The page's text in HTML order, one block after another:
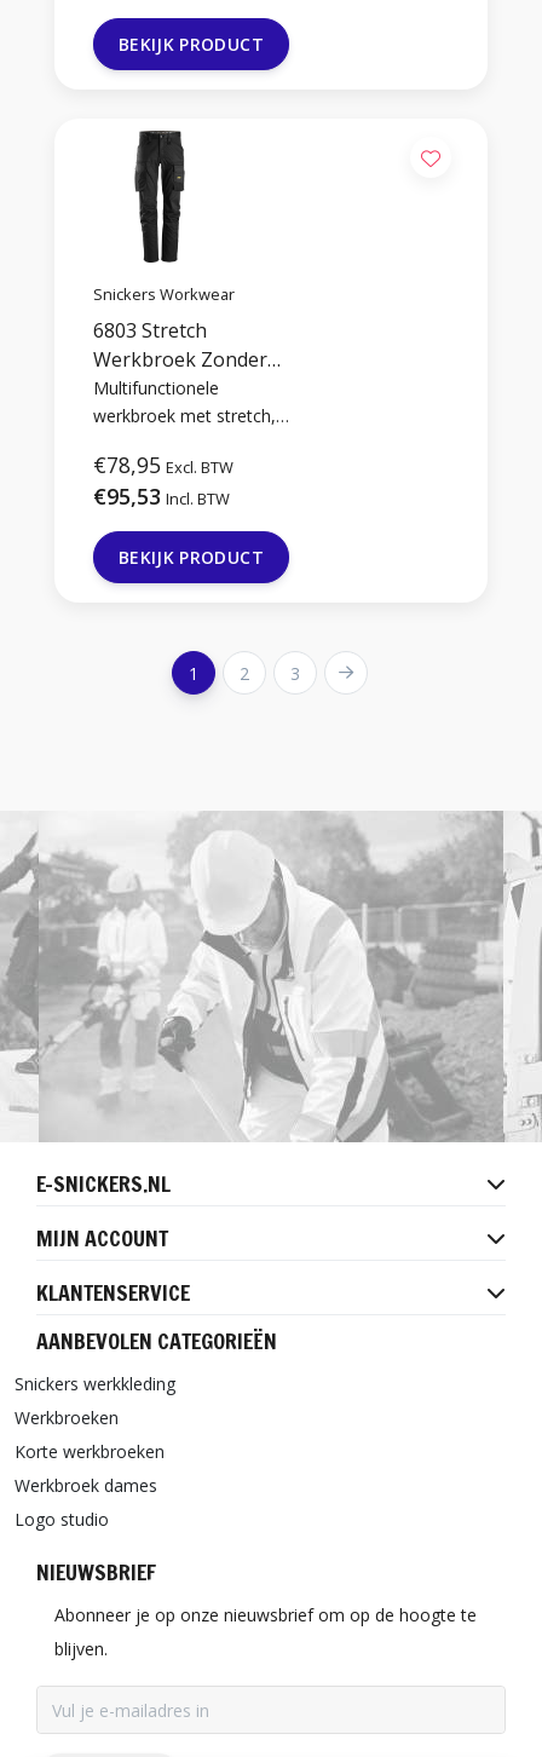
bescherming zonder in te
leveren op comfort. De
geavanceerde stretchstof
bewegingsvrijheid. Werk
veilig, werk comfortabel.
BEKIJK PRODUCT
Snickers Workwear
6803 Stretch
Werkbroek Zonder
Kniezakken
Multifunctionele
werkbroek met stretch,
voorgebogen knieën voor
een optimaal
draagcomfort. De 6803
komt uit de AllroundWork
serie en is geschikt voor
€78,95 Excl. BTW
€95,53 Incl. BTW
BEKIJK PRODUCT
1 2 3
E-SNICKERS.NL
MIJN ACCOUNT
KLANTENSERVICE
AANBEVOLEN CATEGORIEËN
Snickers werkkleding
Werkbroeken
Korte werkbroeken
Werkbroek dames
Logo studio
NIEUWSBRIEF
Abonneer je op onze nieuwsbrief om op de hoogte te
blijven.